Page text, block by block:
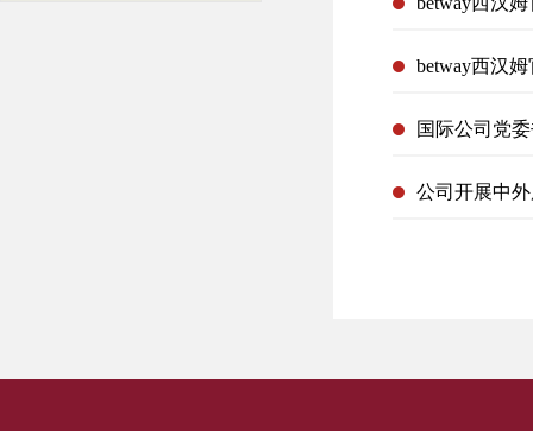
betway西汉
国际公司党
公司开展中